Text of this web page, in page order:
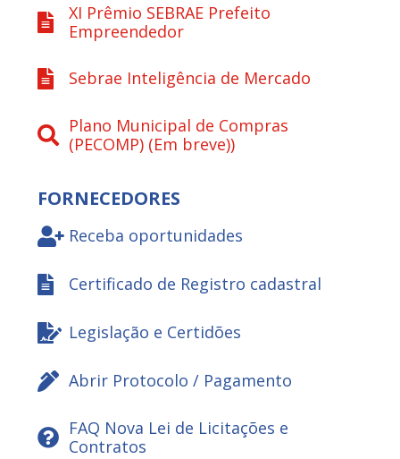
XI Prêmio SEBRAE Prefeito
Empreendedor
Sebrae Inteligência de Mercado
Plano Municipal de Compras
(PECOMP) (Em breve))
FORNECEDORES
Receba oportunidades
Certificado de Registro cadastral
Legislação e Certidões
Abrir Protocolo / Pagamento
FAQ Nova Lei de Licitações e
Contratos